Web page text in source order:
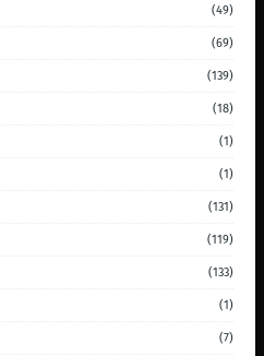
(49)
(69)
(139)
(18)
(1)
(1)
(131)
(119)
(133)
(1)
(7)